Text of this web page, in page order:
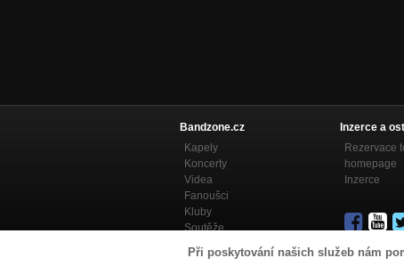
Při poskytování našich služeb nám
Bandzone.cz
Kapely
Koncerty
Videa
Fanoušci
Kluby
Soutěže
Bandzone.cz blog
Inzerce a
Rezervace
homepage
Inzerce